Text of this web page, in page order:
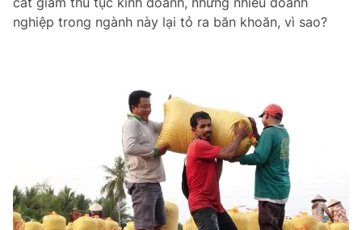
nghiệp trong ngành này lại tỏ ra băn khoăn, vì sao?